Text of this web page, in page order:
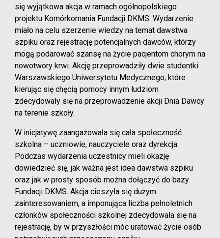
się wyjątkowa akcja w ramach ogólnopolskiego
projektu Komórkomania Fundacji DKMS. Wydarzenie
miało na celu szerzenie wiedzy na temat dawstwa
szpiku oraz rejestrację potencjalnych dawców, którzy
mogą podarować szansę na życie pacjentom chorym na
nowotwory krwi. Akcję przeprowadziły dwie studentki
Warszawskiego Uniwersytetu Medycznego, które
kierując się chęcią pomocy innym ludziom
zdecydowały się na przeprowadzenie akcji Dnia Dawcy
na terenie szkoły.
W inicjatywę zaangażowała się cała społeczność
szkolna – uczniowie, nauczyciele oraz dyrekcja.
Podczas wydarzenia uczestnicy mieli okazję
dowiedzieć się, jak ważna jest idea dawstwa szpiku
oraz jak w prosty sposób można dołączyć do bazy
Fundacji DKMS. Akcja cieszyła się dużym
zainteresowaniem, a imponująca liczba pełnoletnich
członków społeczności szkolnej zdecydowała się na
rejestrację, by w przyszłości móc uratować życie osób